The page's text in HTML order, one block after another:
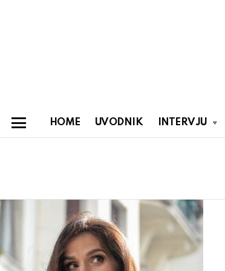
HOME UVODNIK INTERVJU